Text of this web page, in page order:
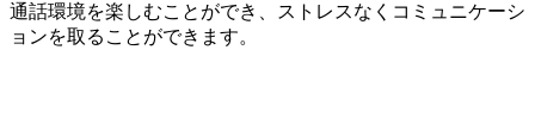
通話環境を楽しむことができ、ストレスなくコミュニケーシ
ョンを取ることができます。